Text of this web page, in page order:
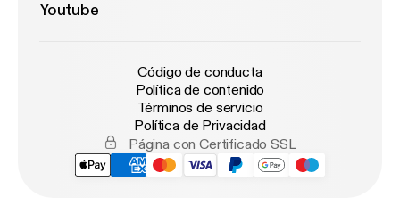
Youtube
Código de conducta
Política de contenido
Términos de servicio
Política de Privacidad
Página con Certificado SSL